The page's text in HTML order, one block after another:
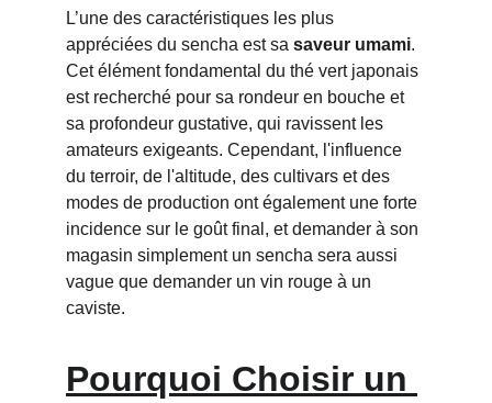
L’une des caractéristiques les plus
appréciées du sencha est sa saveur umami.
Cet élément fondamental du thé vert japonais
est recherché pour sa rondeur en bouche et
sa profondeur gustative, qui ravissent les
amateurs exigeants. Cependant, l'influence
du terroir, de l'altitude, des cultivars et des
modes de production ont également une forte
incidence sur le goût final, et demander à son
magasin simplement un sencha sera aussi
vague que demander un vin rouge à un
caviste.
Pourquoi Choisir un